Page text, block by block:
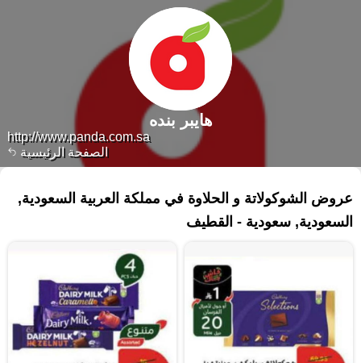
الصفحة الرئيسية
http://www.panda.com.sa
هايبر بنده
عروض الشوكولاتة و الحلاوة في مملكة العربية السعودية,
السعودية, سعودية - القطيف‎